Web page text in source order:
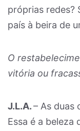
próprias redes?
país à beira de
O
vitória ou
J.L.A.– As duas
Essa é a beleza